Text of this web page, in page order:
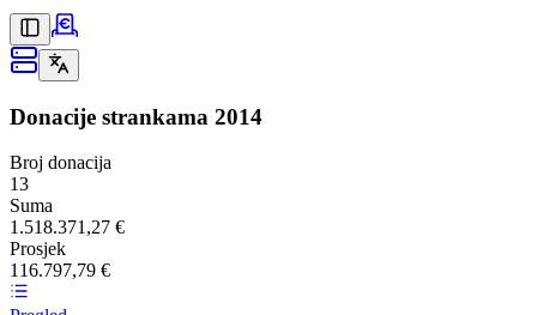
Donacije strankama 2014
Broj donacija
13
Suma
1.518.371,27 €
Prosjek
116.797,79 €